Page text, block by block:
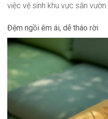
việc vệ sinh khu vực sân vườn.
Đệm ngồi êm ái, dễ tháo rời